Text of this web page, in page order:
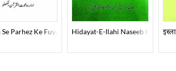
Aur Uske Taqaze Quran Aur Hadees Ke Hawale Se
Se Parhez Ke Fuyooz-O-Barkat Aur Uske Irtiqab Ke
Hidayat-E-Ilahi Naseeb Hone Ke